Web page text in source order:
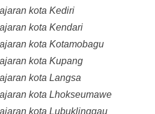
kota Kediri
kota Kendari
kota Kotamobagu
kota Kupang
kota Langsa
kota Lhokseumawe
kota Lubuklinggau